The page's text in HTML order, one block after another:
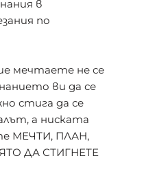
в
по
мечтаете не се
ви да се
стига да се
а ниската
МЕЧТИ, ПЛАН,
ДА СТИГНЕТЕ